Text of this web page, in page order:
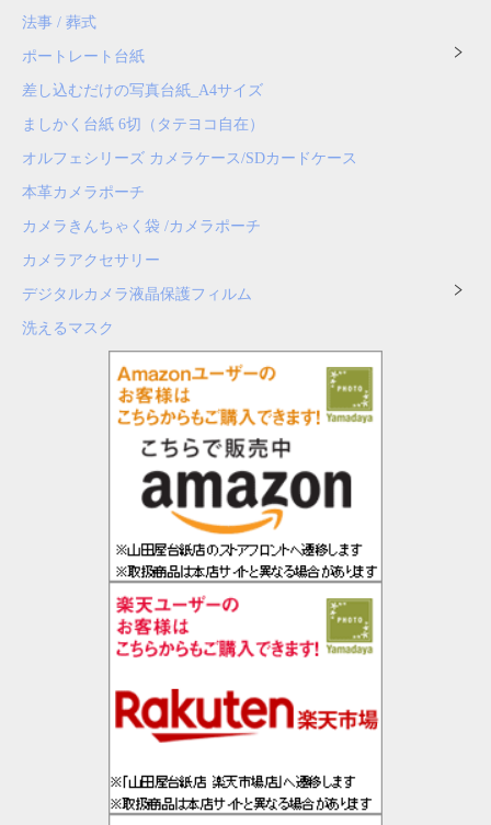
法事 / 葬式
ポートレート台紙
差し込むだけの写真台紙_A4サイズ
ましかく台紙 6切（タテヨコ自在）
オルフェシリーズ カメラケース/SDカードケース
本革カメラポーチ
カメラきんちゃく袋 /カメラポーチ
カメラアクセサリー
デジタルカメラ液晶保護フィルム
洗えるマスク